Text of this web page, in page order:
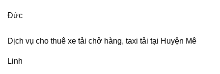
Đức
Dịch vụ cho thuê xe tải chở hàng, taxi tải tại Huyện Mê
Linh